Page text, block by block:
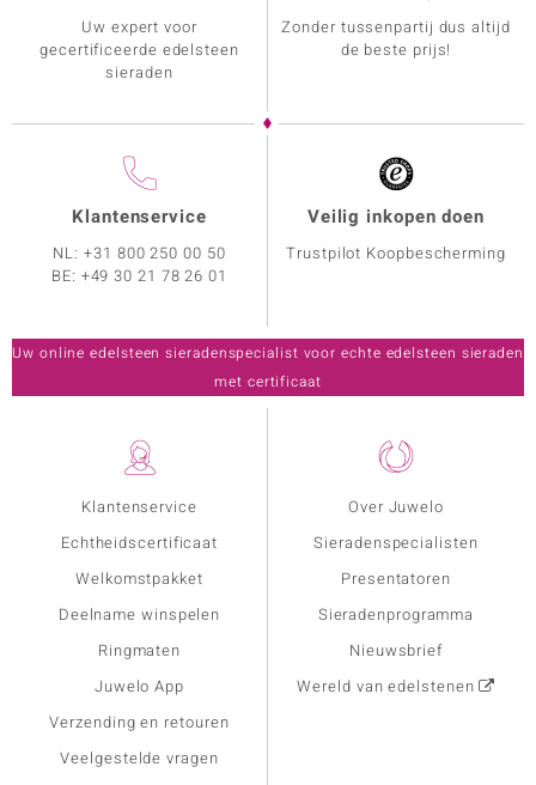
Klantenservice
Echtheidscertificaat
Welkomstpakket
Deelname winspelen
Ringmaten
Juwelo App
Verzending en retouren
Veelgestelde vragen
Over Juwelo
Sieradenspecialisten
Presentatoren
Sieradenprogramma
Nieuwsbrief
Wereld van edelstenen
Uw expert voor
gecertificeerde edelsteen
sieraden
Zonder tussenpartij dus altijd
de beste prijs!
Klantenservice
NL:+31 800 250 00 50
BE: +49 30 21 78 26 01
Veilig inkopen doen
Trustpilot Koopbescherming
Uw online edelsteen sieradenspecialist voor echte edelsteen sieraden
met certificaat